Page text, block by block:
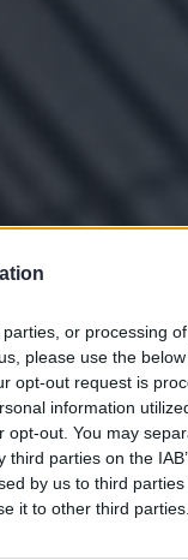
or processing
please use the
opt-out request is
information
out. You may
parties on the
by us to third
it to other third parties.